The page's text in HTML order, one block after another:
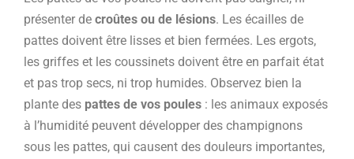
présenter de croûtes ou de lésions. Les écailles de
pattes doivent être lisses et bien fermées. Les ergots,
les griffes et les coussinets doivent être en parfait état
et pas trop secs, ni trop humides. Observez bien la
plante des pattes de vos poules : les animaux exposés
à l’humidité peuvent développer des champignons
sous les pattes, qui causent des douleurs importantes,